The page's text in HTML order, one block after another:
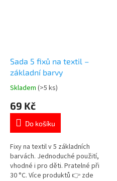
Sada 5 fixů na textil –
základní barvy
Průměrné
produktu
5,0
5
hvězdiček.
Skladem (>5 ks)
69 Kč
Do košíku
Fixy na textil v 5 základních
barvách. Jednoduché použití,
vhodné i pro děti. Pratelné při
30 °C. Více produktů 👉 zde